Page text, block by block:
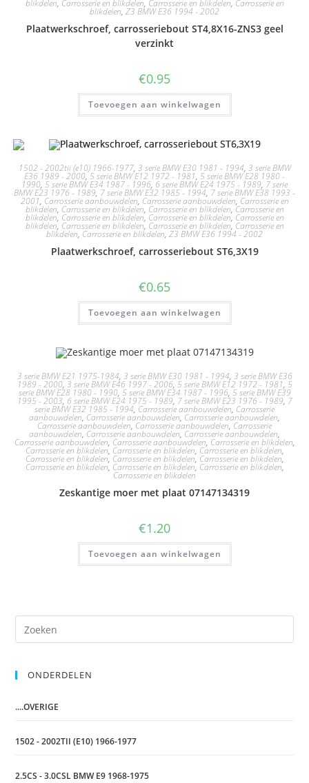
blikdelen, Carrosserie en blikdelen, Carrosserie en blikdelen, Carrosserie en
blikdelen, Z3 BMW E36 1994 - 2002
Plaatwerkschroef, carrosseriebout ST4,8X16-ZNS3 geel
verzinkt
€0.95
Toevoegen aan winkelwagen
1502 - 2002tii (e10) 1966-1977, 3 serie BMW E30 1981 - 1994, 3 serie BMW
E36 1989 - 2000,5 serie BMW E12 1972 - 1981, 5 serie BMW E28 1980 -
1990, 5 serie BMW E34 1987 - 1996, 6 serie BMW E24 1975 - 1989, 7 serie
BMW E23 1976 - 1989, 7 serie BMW E32 1985 - 1994, 7 serie BMW E38 1993 -
2001, Carrosserie aanbouwdelen, Carrosserie aanbouwdelen, Carrosserie en
blikdelen, Carrosserie en blikdelen, Carrosserie en blikdelen, Carrosserie en
blikdelen, Carrosserie en blikdelen, Carrosserie en blikdelen, Carrosserie en
blikdelen, Carrosserie en blikdelen, Carrosserie en blikdelen, Carrosserie en
blikdelen, Carrosserie en blikdelen, Z3 BMW E36 1994 - 2002
Plaatwerkschroef, carrosseriebout ST6,3X19
€0.65
Toevoegen aan winkelwagen
3 serie BMW E21 1975-1984, 3 serie BMW E30 1981 - 1994, 3 serie BMW E36
1989 - 2000, 3 serie BMW E46 1997 - 2006, 5 serie BMW E12 1972 - 1981, 5
serie BMW E28 1980 - 1990, 5 serie BMW E34 1987 - 1996, 5 serie BMW E39
1995 - 2003, 6 serie BMW E24 1975 - 1989, 7 serie BMW E23 1976 - 1989, 7
serie BMW E32 1985 - 1994, Carrosserie aanbouwdelen, Carrosserie
aanbouwdelen, Carrosserie aanbouwdelen, Carrosserie aanbouwdelen,
Carrosserie aanbouwdelen, Carrosserie aanbouwdelen, Carrosserie
aanbouwdelen, Carrosserie aanbouwdelen, Carrosserie aanbouwdelen,
Carrosserie aanbouwdelen, Carrosserie aanbouwdelen, Carrosserie en blikdelen,
Carrosserie en blikdelen, Carrosserie en blikdelen, Carrosserie en blikdelen,
Carrosserie en blikdelen, Carrosserie en blikdelen, Carrosserie en blikdelen,
Carrosserie en blikdelen, Carrosserie en blikdelen, Carrosserie en blikdelen,
Carrosserie en blikdelen
Zeskantige moer met plaat 07147134319
€1.20
Toevoegen aan winkelwagen
ONDERDELEN
....OVERIGE
1502 - 2002TII (E10) 1966-1977
2.5CS - 3.0CSL BMW E9 1968-1975